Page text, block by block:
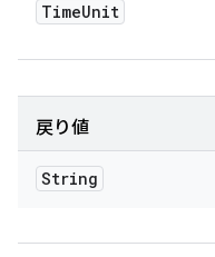
TimeUnit
戻り値
String